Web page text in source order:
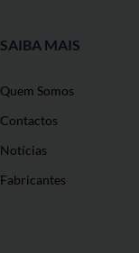
SAIBA MAIS
Quem Somos
Contactos
Notícias
Fabricantes